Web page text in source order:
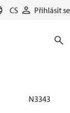
CS Přihlásit se
114N3343